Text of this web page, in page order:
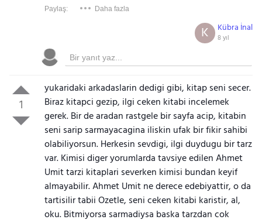
Paylaş: Daha fazla
Kübra İnal
8 yıl
K
1
yukaridaki arkadaslarin dedigi gibi, kitap seni secer.
Biraz kitapci gezip, ilgi ceken kitabi incelemek
gerek. Bir de aradan rastgele bir sayfa acip, kitabin
seni sarip sarmayacagina iliskin ufak bir fikir sahibi
olabiliyorsun. Herkesin sevdigi, ilgi duydugu bir tarz
var. Kimisi diger yorumlarda tavsiye edilen Ahmet
Umit tarzi kitaplari severken kimisi bundan keyif
almayabilir. Ahmet Umit ne derece edebiyattir, o da
tartisilir tabii Ozetle, seni ceken kitabi karistir, al,
oku. Bitmiyorsa sarmadiysa baska tarzdan cok